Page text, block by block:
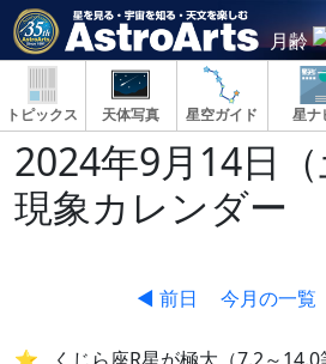
月齢
トピックス 天体写真 星空ガイド 星ナ
2024年9月14日
現象カレンダー
◀ 前日 今月の一覧